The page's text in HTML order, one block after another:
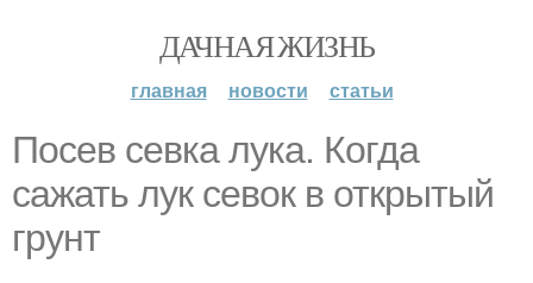
ДАЧНАЯ ЖИЗНЬ
главная новости статьи
Посев севка лука. Когда
сажать лук севок в открытый
грунт